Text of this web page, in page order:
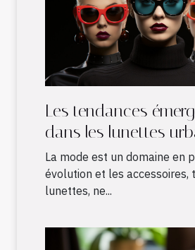
Les tendances
dans les lunettes
leur influence sur la
La mode est un domaine en
évolution et les accessoires,
lunettes, ne...